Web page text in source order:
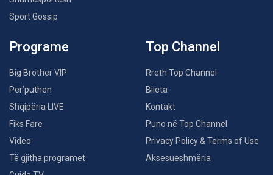
Sport Gossip
Programe
Big Brother VIP
Për’puthen
Shqipëria LIVE
Fiks Fare
Video
Të gjitha programet
Top Channel
Rreth Top Channel
Bileta
Kontakt
Puno në Top Channel
Privacy Policy & Terms of Use
Aksesueshmëria